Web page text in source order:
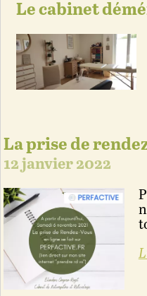
Le cabinet
La prise de
12 janvier 2022